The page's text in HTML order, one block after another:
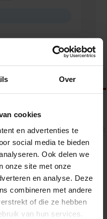
Over
cookies
en advertenties te
social media te bieden
Ook delen we
onze site met onze
en analyse. Deze
combineren met andere
of die ze hebben
van hun services.
doe je samen. Voor het
Bedrijf en Overheid
cursussen, opleidingen
voor en met
werkzaam bij de
met als doel om
van elkaar te leren. Ik
ontwikkelingen op het